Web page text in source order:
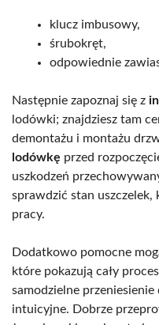
klucz imbusowy,
śrubokręt,
odpowiednie
Następnie zapoznaj się z
lodówki; znajdziesz tam
demontażu i montażu
lodówkę przed
uszkodzeń
sprawdzić stan uszczelek,
pracy.
Dodatkowo pomocne
które pokazują cały
samodzielne
intuicyjne. Dobrze